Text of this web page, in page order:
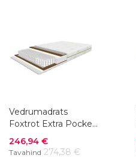
Vedrumadrats
Foxtrot Extra Pocket
80 x 200 cm
Soodushind
246,94 €
Tavahind 274,38 €